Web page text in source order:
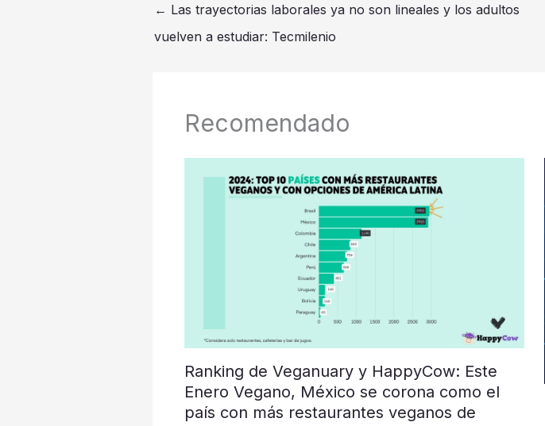
← Las trayectorias laborales ya no son lineales y los adultos
vuelven a estudiar: Tecmilenio
Recomendado
Ranking de Veganuary y HappyCow: Este
Enero Vegano, México se corona como el
país con más restaurantes veganos de